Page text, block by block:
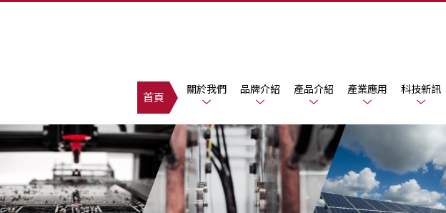
首頁
關於我們 品牌介紹 產品介紹 產業應用 科技新訊